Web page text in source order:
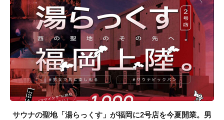
サウナの聖地「湯らっくす」が福岡に2号店を今夏開業。男